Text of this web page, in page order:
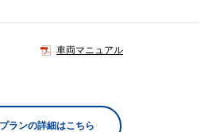
車両マニュアル
ランの詳細はこちら